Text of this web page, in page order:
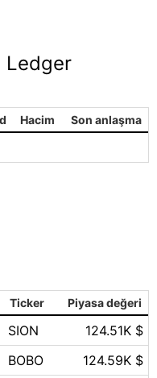
Ledger
Hacim Son anlaşma
Ticker Piyasa değeri
SION
124.51K $
BOBO
124.59K $